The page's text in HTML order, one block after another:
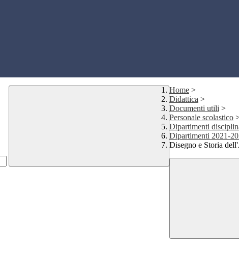
Home >
Didattica >
Documenti utili >
Personale scolastico
Dipartimenti
Dipartimenti 2021-
Disegno e Storia